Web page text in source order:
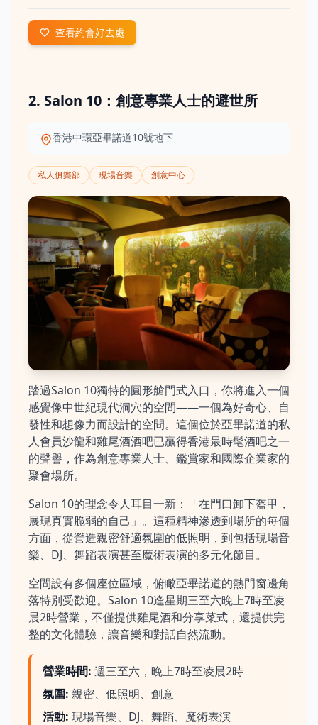
查看約會好去處
2. Salon 10：創意專業人士的避世所
香港中環亞畢諾道10號地下
私人俱樂部 現場音樂 創意中心
踏過Salon 10獨特的圓形艙門式入口，你將進入一個
感覺像中世紀現代洞穴的空間——一個為好奇心、自
發性和想像力而設計的空間。這個位於亞畢諾道的私
人會員沙龍和雞尾酒酒吧已贏得香港最時髦酒吧之一
的聲譽，作為創意專業人士、鑑賞家和國際企業家的
聚會場所。
Salon 10的理念令人耳目一新：「在門口卸下盔甲，
展現真實脆弱的自己」。這種精神滲透到場所的每個
方面，從營造親密舒適氛圍的低照明，到包括現場音
樂、DJ、舞蹈表演甚至魔術表演的多元化節目。
空間設有多個座位區域，俯瞰亞畢諾道的熱門窗邊角
落特別受歡迎。Salon 10逢星期三至六晚上7時至凌
晨2時營業，不僅提供雞尾酒和分享菜式，還提供完
整的文化體驗，讓音樂和對話自然流動。
營業時間: 週三至六，晚上7時至凌晨2時
氛圍: 親密、低照明、創意
活動: 現場音樂、DJ、舞蹈、魔術表演